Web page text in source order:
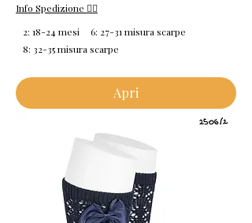
Info Spedizione 👈🏻
2: 18-24 mesi
6: 27-31 misura scarpe
8: 32-35 misura scarpe
Apri